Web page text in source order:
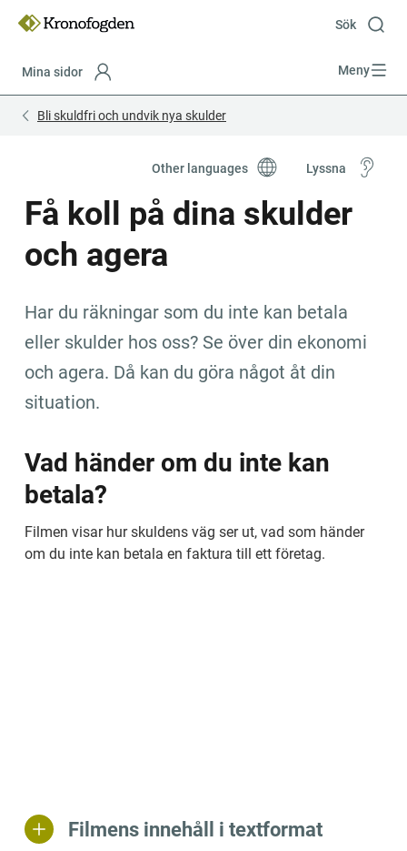
innehåll
Sök
Mina sidor Meny
Bli skuldfri och undvik nya skulder
Other languages Lyssna
Få koll på dina skulder
och agera
Har du räkningar som du inte kan betala
eller skulder hos oss? Se över din ekonomi
och agera. Då kan du göra något åt din
situation.
Vad händer om du inte kan
betala?
Filmen visar hur skuldens väg ser ut, vad som händer
om du inte kan betala en faktura till ett företag.
Filmens innehåll i textformat
start
end